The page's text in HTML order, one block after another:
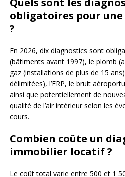
Quels sont les
obligatoires pour une
?
En 2026, dix diagnostics sont
(bâtiments avant 1997), le plomb
gaz (installations de plus de 15
délimitées), l’ERP, le bruit
ainsi que potentiellement de
qualité de l’air intérieur selon les
cours.
Combien coûte un
immobilier locatif ?
Le coût total varie entre 500 et 1